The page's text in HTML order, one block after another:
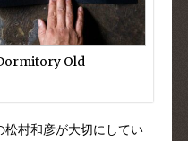
Old
村和彦が大切にしてい